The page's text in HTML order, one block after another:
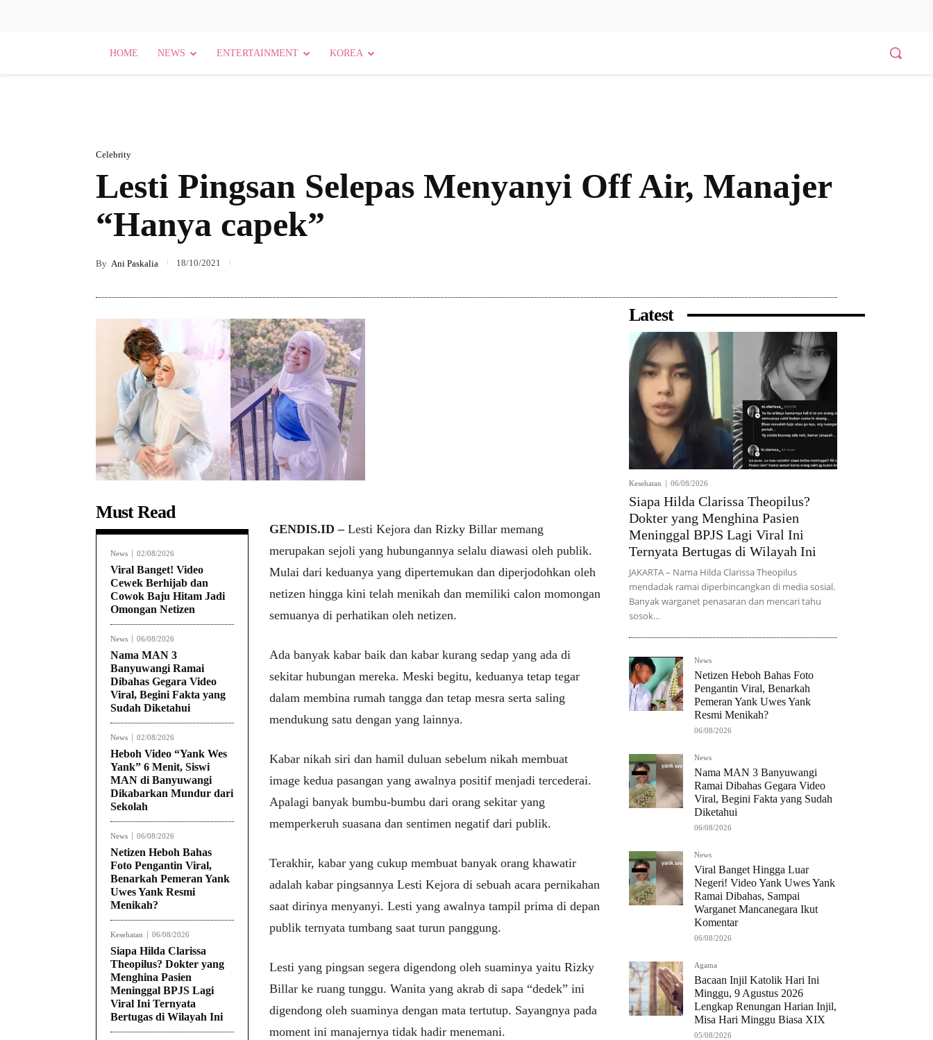
HOME NEWS ENTERTAINMENT KOREA
Celebrity
Lesti Pingsan Selepas Menyanyi Off Air, Manajer
“Hanya capek”
By Ani Paskalia 18/10/2021
Must Read
News 02/08/2026
Viral Banget! Video
Cewek Berhijab dan
Cowok Baju Hitam Jadi
Omongan Netizen
News 06/08/2026
Nama MAN 3
Banyuwangi Ramai
Dibahas Gegara Video
Viral, Begini Fakta yang
Sudah Diketahui
News 02/08/2026
Heboh Video “Yank Wes
Yank” 6 Menit, Siswi
MAN di Banyuwangi
Dikabarkan Mundur dari
Sekolah
News 06/08/2026
Netizen Heboh Bahas
Foto Pengantin Viral,
Benarkah Pemeran Yank
Uwes Yank Resmi
Menikah?
Kesehatan 06/08/2026
Siapa Hilda Clarissa
Theopilus? Dokter yang
Menghina Pasien
Meninggal BPJS Lagi
Viral Ini Ternyata
Bertugas di Wilayah Ini
GENDIS.ID –Lesti Kejora dan Rizky Billar memang
merupakan sejoli yang hubungannya selalu diawasi oleh publik.
Mulai dari keduanya yang dipertemukan dan diperjodohkan oleh
netizen hingga kini telah menikah dan memiliki calon momongan
semuanya di perhatikan oleh netizen.
Ada banyak kabar baik dan kabar kurang sedap yang ada di
sekitar hubungan mereka. Meski begitu, keduanya tetap tegar
dalam membina rumah tangga dan tetap mesra serta saling
mendukung satu dengan yang lainnya.
Kabar nikah siri dan hamil duluan sebelum nikah membuat
image kedua pasangan yang awalnya positif menjadi tercederai.
Apalagi banyak bumbu-bumbu dari orang sekitar yang
memperkeruh suasana dan sentimen negatif dari publik.
Terakhir, kabar yang cukup membuat banyak orang khawatir
adalah kabar pingsannya Lesti Kejora di sebuah acara pernikahan
saat dirinya menyanyi. Lesti yang awalnya tampil prima di depan
publik ternyata tumbang saat turun panggung.
Lesti yang pingsan segera digendong oleh suaminya yaitu Rizky
Billar ke ruang tunggu. Wanita yang akrab di sapa “dedek” ini
digendong oleh suaminya dengan mata tertutup. Sayangnya pada
moment ini manajernya tidak hadir menemani.
Latest
Kesehatan 06/08/2026
Siapa Hilda Clarissa Theopilus?
Dokter yang Menghina Pasien
Meninggal BPJS Lagi Viral Ini
Ternyata Bertugas di Wilayah Ini
JAKARTA – Nama Hilda Clarissa Theopilus
mendadak ramai diperbincangkan di media sosial.
Banyak warganet penasaran dan mencari tahu
sosok...
News
Netizen Heboh Bahas Foto
Pengantin Viral, Benarkah
Pemeran Yank Uwes Yank
Resmi Menikah?
06/08/2026
News
Nama MAN 3 Banyuwangi
Ramai Dibahas Gegara Video
Viral, Begini Fakta yang Sudah
Diketahui
06/08/2026
News
Viral Banget Hingga Luar
Negeri! Video Yank Uwes Yank
Ramai Dibahas, Sampai
Warganet Mancanegara Ikut
Komentar
06/08/2026
Agama
Bacaan Injil Katolik Hari Ini
Minggu, 9 Agustus 2026
Lengkap Renungan Harian Injil,
Misa Hari Minggu Biasa XIX
05/08/2026